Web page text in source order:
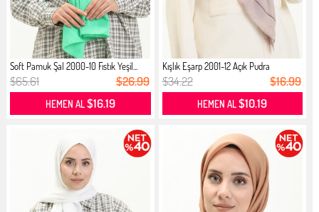
Soft Pamuk Şal 2000-10 Fıstık Yeşil...
$65.61 $26.99
HEMEN AL$16.19
Kışlık Eşarp 2001-12 Açık Pudra
$34.22 $16.99
HEMEN AL$10.19